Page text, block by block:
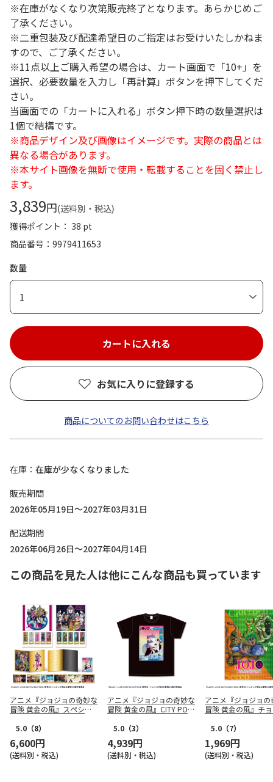
※在庫がなくなり次第販売終了となります。あらかじめご
了承ください。
※二重包装及び配達希望日のご指定はお受けいたしかねま
すので、ご了承ください。
※11点以上ご購入希望の場合は、カート画面で「10+」を
選択、必要数量を入力し「再計算」ボタンを押下してくだ
さい。
当画面での「カートに入れる」ボタン押下時の数量選択は
1個で結構です。
※商品デザイン及び画像はイメージです。実際の商品とは
異なる場合があります。
※本サイト画像を無断で使用・転載することを固く禁止し
ます。
3,839円(送料別・税込)
獲得ポイント： 38 pt
商品番号
9979411653
数量
1
お気に入りに登録する
商品についてのお問い合わせはこちら
在庫
在庫が少なくなりました
販売期間
2026年05月19日～2027年03月31日
配送期間
2026年06月26日～2027年04月14日
この商品を見た人は他にこんな商品も買っています
アニメ『ジョジョの奇妙な
冒険 黄金の風』スペシャ
5.0 （8）
6,600円
(送料別・税込)
アニメ『ジョジョの奇妙な
冒険 黄金の風』CITY POP
5.0 （3）
4,939円
(送料別・税込)
アニメ『ジョジョの
冒険 黄金の風』チ
ーホルダー
5.0 （7）
1,969円
(送料別・税込)